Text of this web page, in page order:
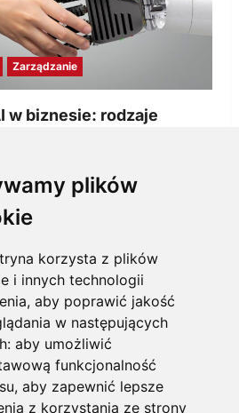
plików
korzysta z plików
i innych technologii
aby poprawić jakość
w następujących
aby umożliwić
funkcjonalność
, aby zapewnić lepsze
z korzystania ze strony
Zarządzanie
w biznesie: rodzaje
dla Twojej firmy